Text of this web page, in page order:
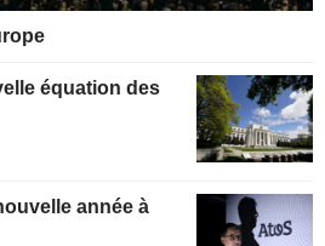
équation des